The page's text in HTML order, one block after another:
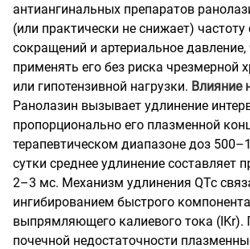
антиангинальных препаратов
(или практически не снижает)
сокращений и артериальное давление,
применять его без риска чрезмерной
или гипотензивной нагрузки. Влияние
Ранолазин вызывает удлинение
пропорционально его плазменной
терапевтическом диапазоне доз
сутки среднее удлинение составляет
2–3 мс. Механизм удлинения QTc
ингибированием быстрого компонента
выпрямляющего калиевого тока (IKr).
почечной недостаточности